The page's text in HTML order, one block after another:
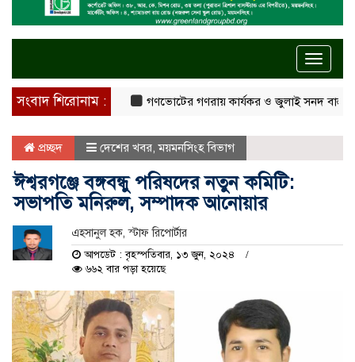
Toggle
সংবাদ শিরোনাম :গণভোটের গণরায় কার্যকর ও জুলাই সনদ বাস্তবায়নের
প্রচ্ছদ দেশের খবর,ময়মনসিংহ বিভাগ
ঈশ্বরগঞ্জে বঙ্গবন্ধু পরিষদের নতুন কমিটি:
সভাপতি মনিরুল, সম্পাদক আনোয়ার
এহসানুল হক, স্টাফ রিপোর্টার
আপডেট : বৃহস্পতিবার, ১৩ জুন, ২০২৪
৬৬২ বার পড়া হয়েছে